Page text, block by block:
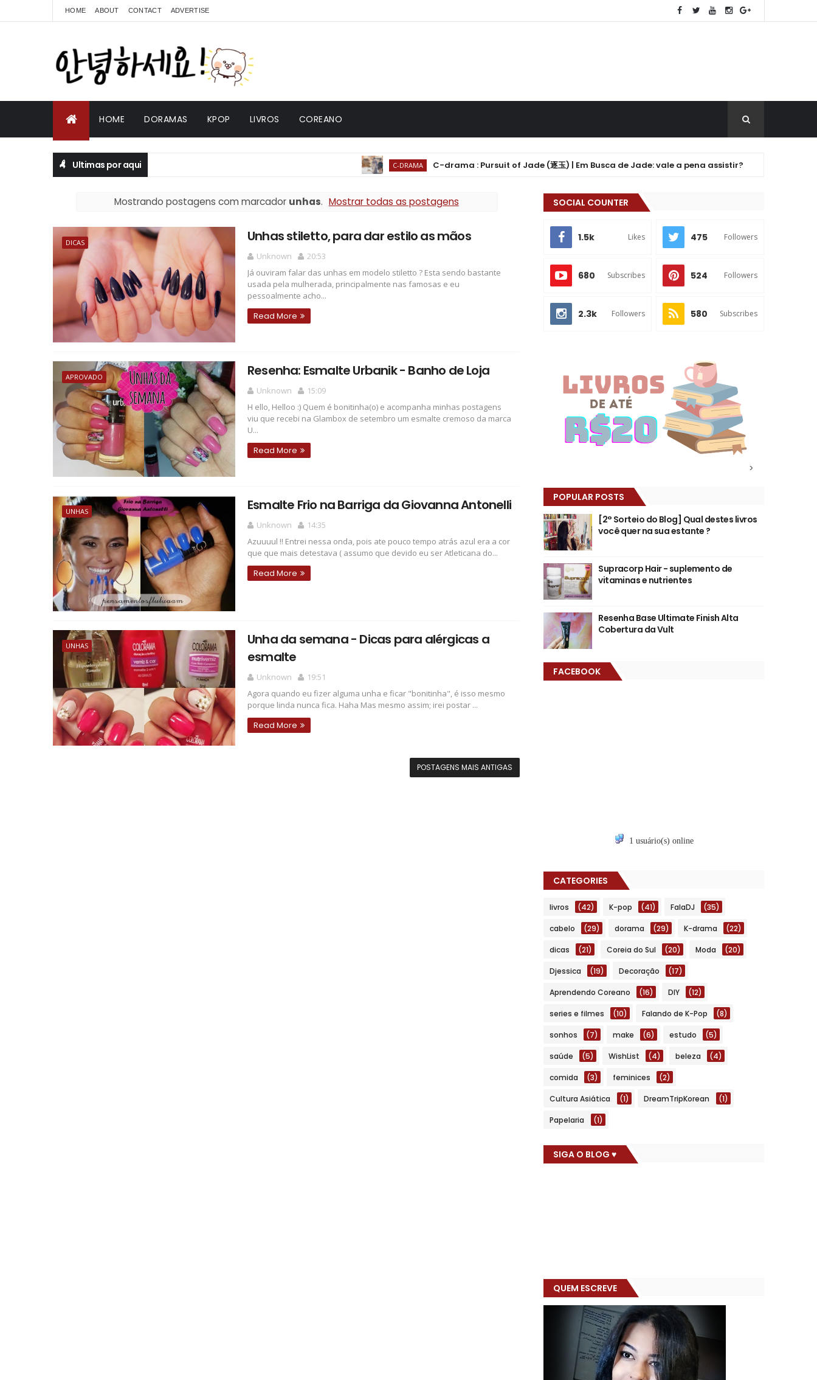
HOME ABOUT CONTACT ADVERTISE
HOME DORAMAS KPOP LIVROS COREANO
Ultimas por aqui C-DRAMA C-drama : Pursuit of Jade (逐玉) | Em Busca de Jade: vale a pena assistir?
Mostrando postagens com marcador unhas. Mostrar todas as postagens
DICAS Unhas stiletto, para dar estilo as mãos
Unknown
20:53
Já ouviram falar das unhas em modelo stiletto ? Esta sendo bastante
usada pela mulherada, principalmente nas famosas e eu
pessoalmente acho...
Read More
APROVADO Resenha: Esmalte Urbanik - Banho de Loja
Unknown
15:09
H ello, Helloo :) Quem é bonitinha(o) e acompanha minhas postagens
viu que recebi na Glambox de setembro um esmalte cremoso da marca
U...
Read More
UNHAS Esmalte Frio na Barriga da Giovanna Antonelli
Unknown
14:35
Azuuuul !! Entrei nessa onda, pois ate pouco tempo atrás azul era a cor
que que mais detestava ( assumo que devido eu ser Atleticana do...
Read More
UNHAS
Unha da semana - Dicas para alérgicas a
esmalte
Unknown
19:51
Agora quando eu fizer alguma unha e ficar "bonitinha", é isso mesmo
porque linda nunca fica. Haha Mas mesmo assim; irei postar ...
Read More
POSTAGENS MAIS ANTIGAS
SOCIAL COUNTER
1.5k Likes 475 Followers
680 Subscribes 524 Followers
2.3k Followers 580 Subscribes
>
POPULAR POSTS
[2° Sorteio do Blog] Qual destes livros
você quer na sua estante ?
Supracorp Hair - suplemento de
vitaminas e nutrientes
Resenha Base Ultimate Finish Alta
Cobertura da Vult
FACEBOOK
1 usuário(s) online
CATEGORIES
livros (42) K-pop (41) FalaDJ (35)
cabelo (29) dorama (29) K-drama (22)
dicas (21) Coreia do Sul (20) Moda (20)
Djessica (19) Decoração (17)
Aprendendo Coreano (16) DIY (12)
series e filmes (10) Falando de K-Pop (8)
sonhos (7) make (6) estudo (5)
saúde (5) WishList (4) beleza (4)
comida (3) feminices (2)
Cultura Asiática (1) DreamTripKorean (1)
Papelaria (1)
SIGA O BLOG ♥
QUEM ESCREVE